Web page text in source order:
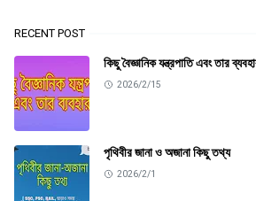
RECENT POST
কিছু বৈজ্ঞানিক যন্ত্রপাতি এবং তার
2026/2/15
পৃথিবীর জানা ও অজানা কিছু তথ্য
2026/2/1